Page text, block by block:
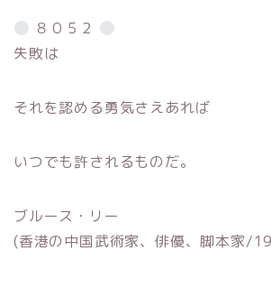
８０５２
失敗は
それを認める勇気さえあれば
いつでも許されるものだ。
ブルース・リー
(香港の中国武術家、俳優、脚本家/